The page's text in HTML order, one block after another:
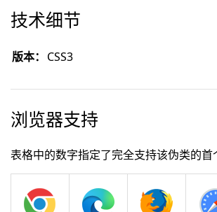
技术细节
版本： CSS3
浏览器支持
表格中的数字指定了完全支持该伪类的首